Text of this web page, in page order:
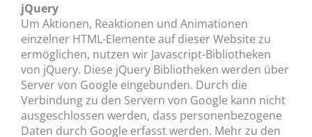
jQuery
Um Aktionen, Reaktionen und Animationen
einzelner HTML-Elemente auf dieser Website zu
ermöglichen, nutzen wir Javascript-Bibliotheken
von jQuery. Diese jQuery Bibliotheken werden über
Server von Google eingebunden. Durch die
Verbindung zu den Servern von Google kann nicht
ausgeschlossen werden, dass personenbezogene
Daten durch Google erfasst werden. Mehr zu den